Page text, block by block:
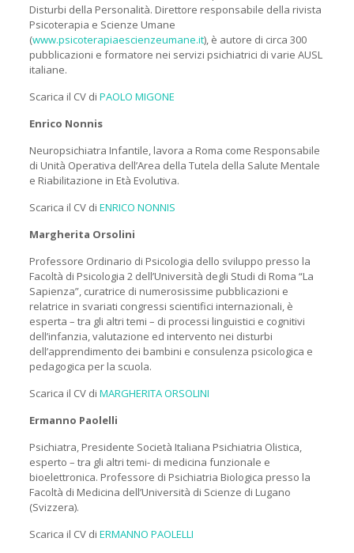
Disturbi della Personalità. Direttore responsabile della rivista
Psicoterapia e Scienze Umane
(www.psicoterapiaescienzeumane.it), è autore di circa 300
pubblicazioni e formatore nei servizi psichiatrici di varie AUSL
italiane.
Scarica il CV di PAOLO MIGONE
Enrico Nonnis
Neuropsichiatra Infantile, lavora a Roma come Responsabile
di Unità Operativa dell’Area della Tutela della Salute Mentale
e Riabilitazione in Età Evolutiva.
Scarica il CV di ENRICO NONNIS
Margherita Orsolini
Professore Ordinario di Psicologia dello sviluppo presso la
Facoltà di Psicologia 2 dell’Università degli Studi di Roma “La
Sapienza”, curatrice di numerosissime pubblicazioni e
relatrice in svariati congressi scientifici internazionali, è
esperta – tra gli altri temi – di processi linguistici e cognitivi
dell’infanzia, valutazione ed intervento nei disturbi
dell’apprendimento dei bambini e consulenza psicologica e
pedagogica per la scuola.
Scarica il CV di MARGHERITA ORSOLINI
Ermanno Paolelli
Psichiatra, Presidente Società Italiana Psichiatria Olistica,
esperto – tra gli altri temi- di medicina funzionale e
bioelettronica. Professore di Psichiatria Biologica presso la
Facoltà di Medicina dell’Università di Scienze di Lugano
(Svizzera).
Scarica il CV di ERMANNO PAOLELLI